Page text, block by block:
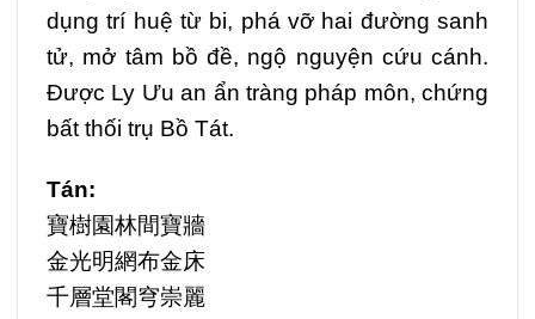
dụng trí huệ từ bi, phá vỡ hai đường sanh
tử, mở tâm bồ đề, ngộ nguyện cứu cánh.
Được Ly Ưu an ẩn tràng pháp môn, chứng
bất thối trụ Bồ Tát.
Tán:
寶樹園林間寶牆
金光明網布金床
千層堂閣穹崇麗